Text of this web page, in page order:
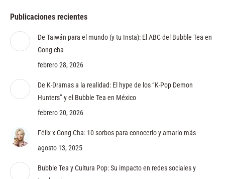
Publicaciones recientes
De Taiwán para el mundo (y tu Insta): El ABC del Bubble Tea en
Gong cha
febrero 28, 2026
De K-Dramas a la realidad: El hype de los “K-Pop Demon
Hunters” y el Bubble Tea en México
febrero 20, 2026
Félix x Gong Cha: 10 sorbos para conocerlo y amarlo más
agosto 13, 2025
Bubble Tea y Cultura Pop: Su impacto en redes sociales y